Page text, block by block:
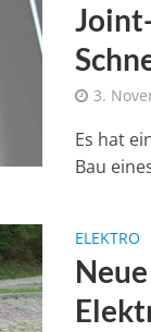
3.
Es hat
Bau
ELEKTRO